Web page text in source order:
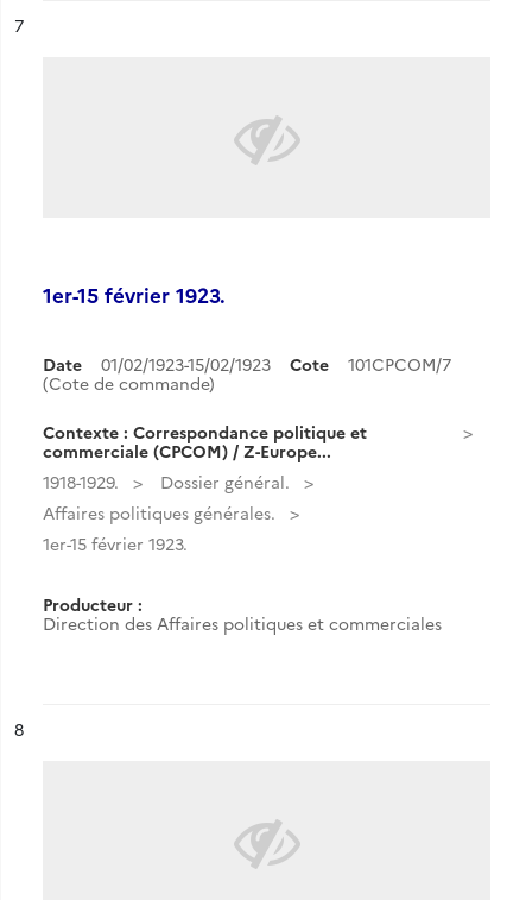
n°
7
1er-15 février 1923.
Date 01/02/1923-15/02/1923 Cote
101CPCOM/7
(Cote de commande)
Contexte : Correspondance politique et
commerciale (CPCOM) / Z-Europe...
1918-1929.
Dossier général.
Affaires politiques générales.
1er-15 février 1923.
Producteur :
Direction des Affaires politiques et commerciales
n°
8